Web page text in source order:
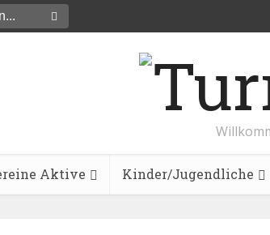
Aktive Kinder/Jugendliche